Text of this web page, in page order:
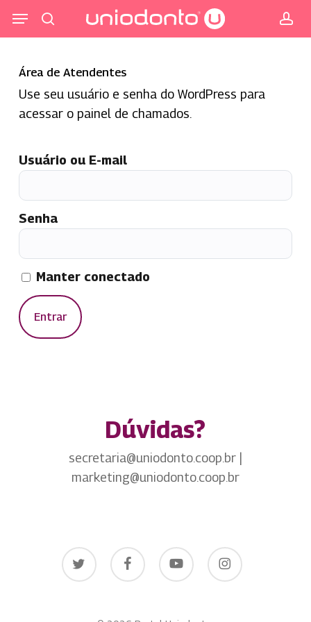
para
conteúdo
principal
Menu
Área de Atendentes
Use seu usuário e senha do WordPress para
acessar o painel de chamados.
Usuário ou E-mail
Senha
Manter conectado
Entrar
Dúvidas?
secretaria@uniodonto.coop.br |
marketing@uniodonto.coop.br
twitter facebook youtube instagram